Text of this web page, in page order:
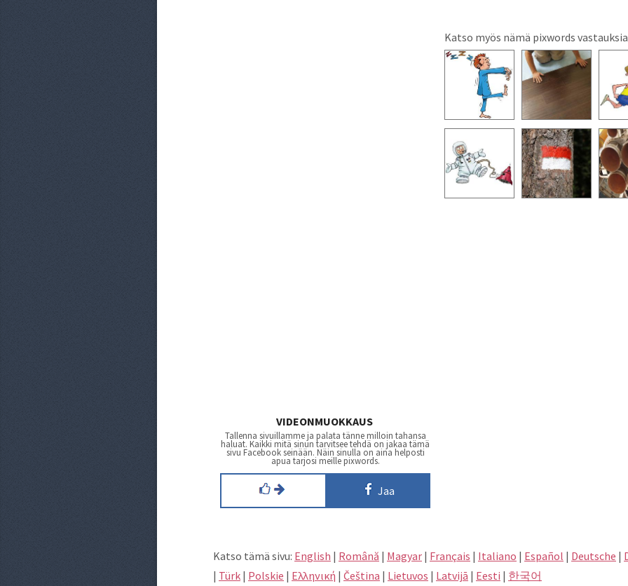
VIDEONMUOKKAUS
Tallenna sivuillamme ja palata tänne milloin tahansa
haluat. Kaikki mitä sinun tarvitsee tehdä on jakaa tämä
sivu Facebook seinään. Näin sinulla on aina helposti
apua tarjosi meille pixwords.
Jaa
Katso myös nämä pixwords
Katso tämä sivu: English | Română | Magyar | Français | Italiano | Español | Deutsche |
| Türk | Polskie | Eλληνική | Čeština | Lietuvos | Latvijā | Eesti | 한국어